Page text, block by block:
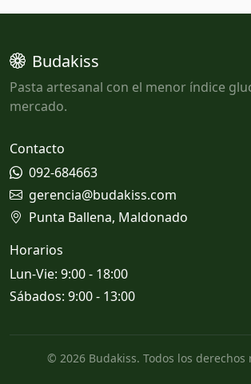
Budakiss
Pasta artesanal con el menor índice
mercado.
Contacto
092-684663
gerencia@budakiss.com
Punta Ballena, Maldonado
Horarios
Lun-Vie: 9:00 - 18:00
Sábados: 9:00 - 13:00
© 2026 Budakiss. Todos los derechos